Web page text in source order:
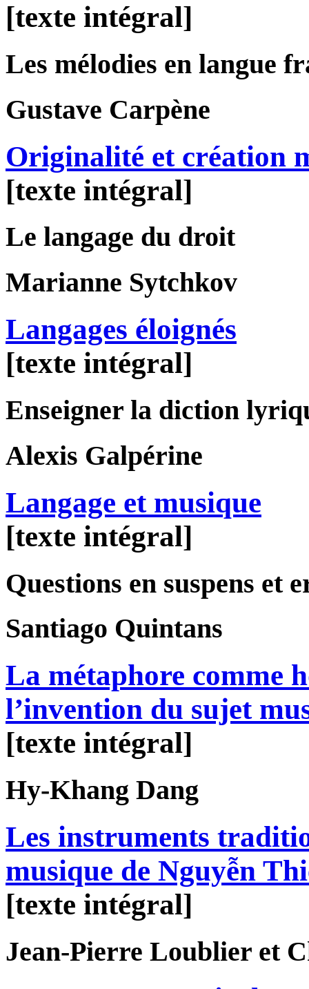
[texte intégral]
Les mélodies en langue
Gustave Carpène
Originalité et création
[texte intégral]
Le langage du droit
Marianne Sytchkov
Langages éloignés
[texte intégral]
Enseigner la diction
Alexis Galpérine
Langage et musique
[texte intégral]
Questions en suspens et
Santiago Quintans
La métaphore comme
l’invention du sujet
[texte intégral]
Hy-Khang Dang
Les instruments
musique de Nguyễn
[texte intégral]
Jean-Pierre Loublier et